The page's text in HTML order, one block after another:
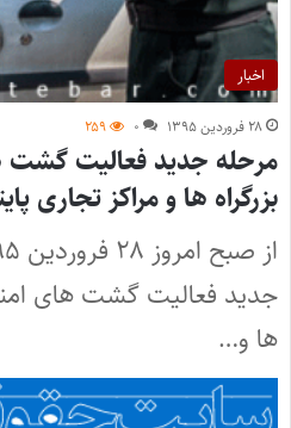
اخبار
۲۸ فروردین ۱۳۹۵ ۰ ۲۵۹
مرحله جدید فعالیت گشت
بزرگراه ها و مراکز تجاری
جدید فعالیت گشت های
ها و…